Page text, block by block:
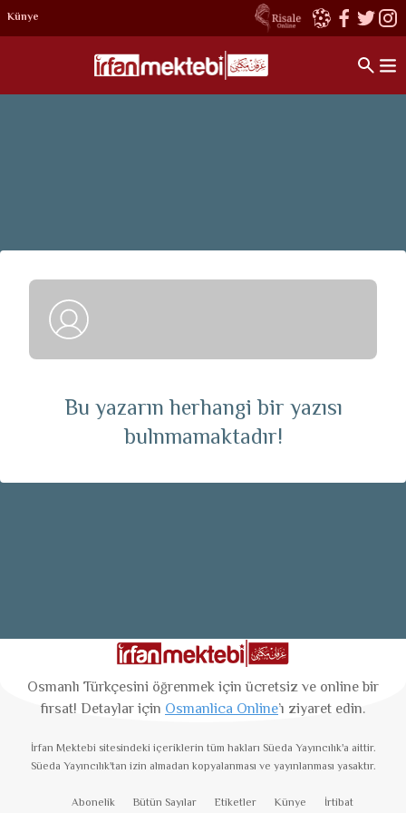
Künye
Bu yazarın herhangi bir yazısı
bulnmamaktadır!
Osmanlı Türkçesini öğrenmek için ücretsiz ve online bir
fırsat! Detaylar için Osmanlica Online’ı ziyaret edin.
İrfan Mektebi sitesindeki içeriklerin tüm hakları Süeda Yayıncılık'a aittir.
Süeda Yayıncılık'tan izin almadan kopyalanması ve yayınlanması yasaktır.
Abonelik Bütün Sayılar Etiketler Künye İrtibat